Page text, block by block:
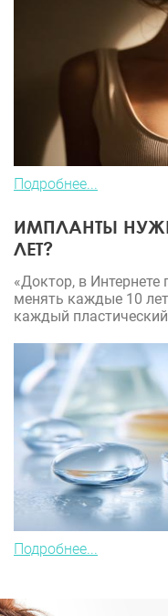
Подробнее...
ИМПЛАНТЫ
ЛЕТ?
«Доктор, в
менять каждые 10
каждый пластический
Подробнее...